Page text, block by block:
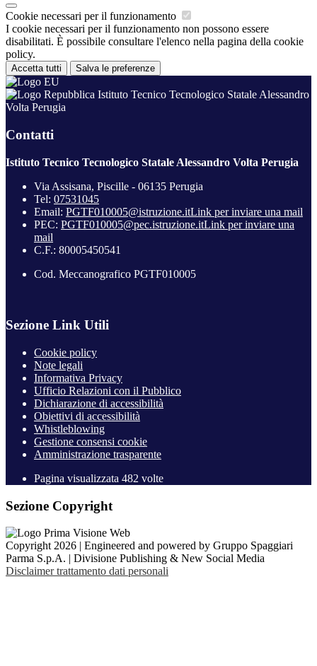
Cookie necessari per il funzionamento
I cookie necessari per il funzionamento non possono essere
disabilitati. È possibile consultare l'elenco nella pagina della cookie
policy.
Accetta tutti Salva le preferenze
Istituto Tecnico Tecnologico Statale Alessandro
Volta Perugia
Contatti
Istituto Tecnico Tecnologico Statale Alessandro Volta Perugia
Via Assisana, Piscille - 06135 Perugia
Tel: 07531045
Email: PGTF010005@istruzione.itLink per inviare una mail
PEC: PGTF010005@pec.istruzione.itLink per inviare una
mail
C.F.: 80005450541
Cod. Meccanografico PGTF010005
Sezione Link Utili
Cookie policy
Note legali
Informativa Privacy
Ufficio Relazioni con il Pubblico
Dichiarazione di accessibilità
Obiettivi di accessibilità
Whistleblowing
Gestione consensi cookie
Amministrazione trasparente
Pagina visualizzata 482 volte
Sezione Copyright
Copyright 2026 | Engineered and powered by Gruppo Spaggiari
Parma S.p.A. | Divisione Publishing & New Social Media
Disclaimer trattamento dati personali